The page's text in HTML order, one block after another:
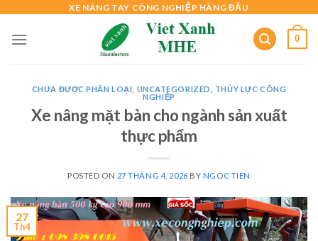
content
XE NÂNG TAY CÔNG NGHIỆP HÀNG ĐẦU
0
CHƯA ĐƯỢC PHÂN LOẠI UNCATEGORIZED
THỦY LỰC CÔNG
NGHIỆP
Xe nâng mặt bàn cho ngành sản xuất
thực phẩm
POSTED ON 27 THÁNG 4, 2026 BY NGOC TIEN
27
Th4